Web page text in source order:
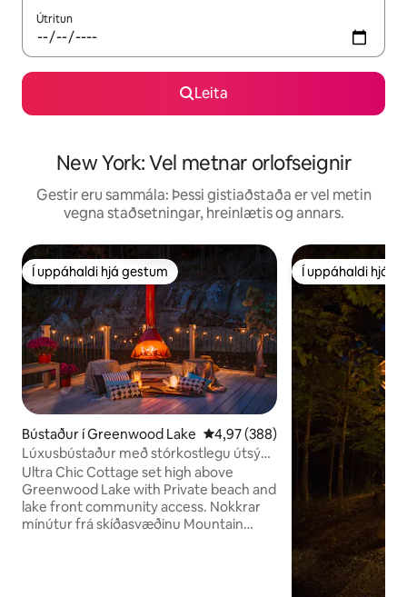
Útritun
Leita
New York: Vel metnar orlofseignir
Gestir eru sammála: Þessi gistiaðstaða er vel metin
vegna staðsetningar, hreinlætis og annars.
Í uppáhaldi hjá gestum
Í uppáhaldi hjá gestum
Bústaður í Greenwood Lake 4,97 af 5 í meðaleinkunn, 388
4,97 (388)
Lúxusbústaður með stórkostlegu útsýni
yfir vatnið
Ultra Chic Cottage set high above
Greenwood Lake with Private beach and
lake front community access. Nokkrar
mínútur frá skíðasvæðinu Mountain
Í uppáhaldi hjá
Í uppáhaldi hjá